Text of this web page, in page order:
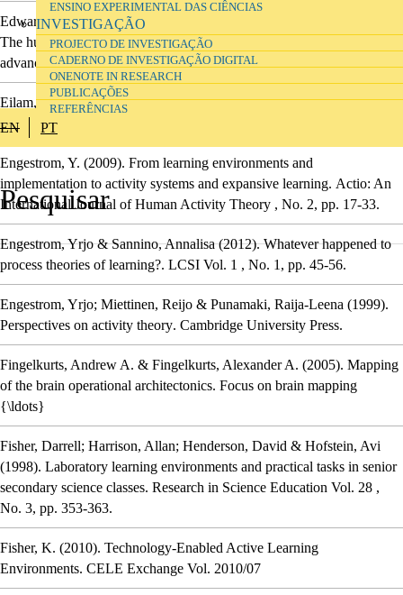
ENSINO EXPERIMENTAL DAS CIÊNCIAS
INVESTIGAÇÃO
PROJECTO DE INVESTIGAÇÃO
CADERNO DE INVESTIGAÇÃO DIGITAL
ONENOTE IN RESEARCH
PUBLICAÇÕES
REFERÊNCIAS
EN PT
Edwards, Carolyn P.; Gandini, Lella & Forman, George E.
The hundred languages of children. The Reggio Emilia approach -
advanced reflections. Greenwood publishing group.
Eilam, Billie & Gilbert, John K. (2014). Science
Teachers\textquoteright Use of Visual Representations
Engestrom, Y. (2009). From learning environments and
implementation to activity systems and expansive learning. Actio: An
International Journal of Human Activity Theory , No. 2, pp. 17-33.
Engestrom, Yrjo & Sannino, Annalisa (2012). Whatever happened to
process theories of learning?. LCSI Vol. 1 , No. 1, pp. 45-56.
Engestrom, Yrjo; Miettinen, Reijo & Punamaki, Raija-Leena (1999).
Perspectives on activity theory. Cambridge University Press.
Fingelkurts, Andrew A. & Fingelkurts, Alexander A. (2005). Mapping
of the brain operational architectonics. Focus on brain mapping
{\ldots}
Fisher, Darrell; Harrison, Allan; Henderson, David & Hofstein, Avi
(1998). Laboratory learning environments and practical tasks in senior
secondary science classes. Research in Science Education Vol. 28 ,
No. 3, pp. 353-363.
Fisher, K. (2010). Technology-Enabled Active Learning
Environments. CELE Exchange Vol. 2010/07